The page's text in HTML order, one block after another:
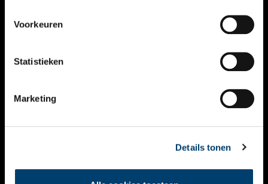
Voorkeuren
Statistieken
Marketing
Details tonen
KALENDER
THEMA’S
VIDEO’S
CONTACT